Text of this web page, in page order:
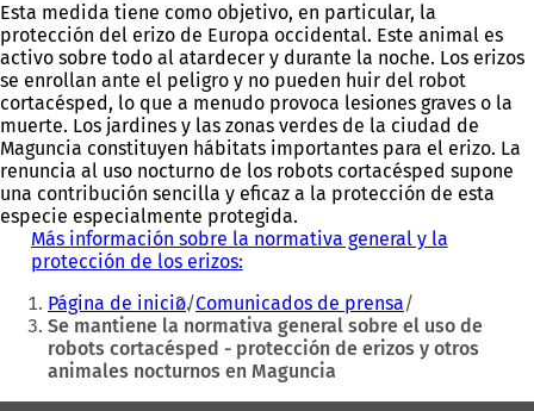
Esta medida tiene como objetivo, en particular, la
protección del erizo de Europa occidental. Este animal es
activo sobre todo al atardecer y durante la noche. Los erizos
se enrollan ante el peligro y no pueden huir del robot
cortacésped, lo que a menudo provoca lesiones graves o la
muerte. Los jardines y las zonas verdes de la ciudad de
Maguncia constituyen hábitats importantes para el erizo. La
renuncia al uso nocturno de los robots cortacésped supone
una contribución sencilla y eficaz a la protección de esta
especie especialmente protegida.
Más información sobre la normativa general y la
protección de los erizos:
e
a
b
r
e
Estás
aquí:
Página de inicio Comunicados de prensa
Se mantiene la normativa general sobre el uso de
robots cortacésped - protección de erizos y otros
animales nocturnos en Maguncia